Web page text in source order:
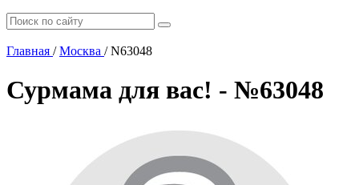
Главная / Москва /N63048
Сурмама для вас! - №63048